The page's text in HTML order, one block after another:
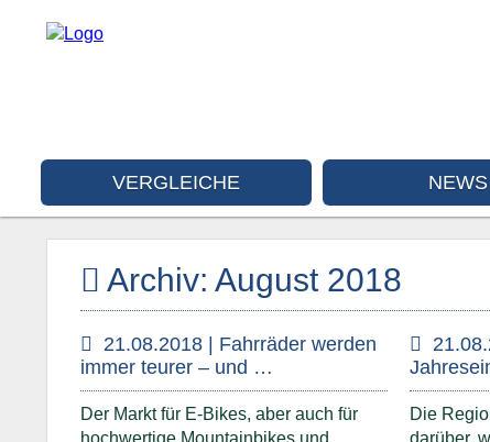
VERGLEICHE NEWS
Archiv: August 2018
21.08.2018 | Fahrräder werden
immer teurer – und …
Der Markt für E-Bikes, aber auch für
hochwertige Mountainbikes und
Die
darüber,